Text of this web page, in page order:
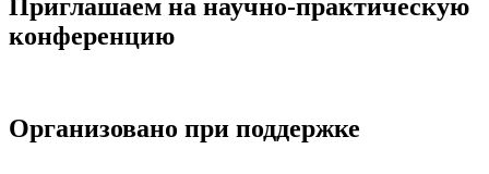
Приглашаем на научно-практическую
конференцию
Организовано при поддержке